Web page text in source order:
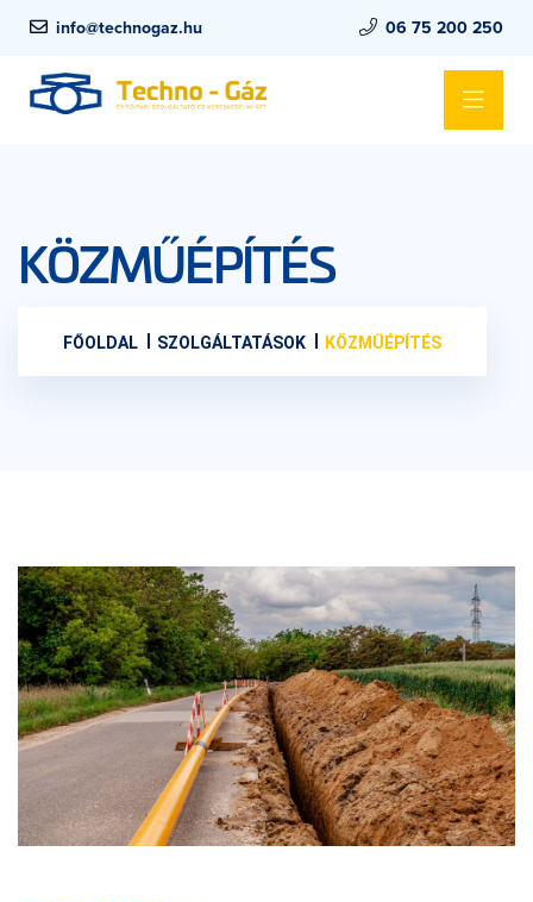
info@technogaz.hu 06 75 200 250
KÖZMŰÉPÍTÉS
FŐOLDAL SZOLGÁLTATÁSOK KÖZMŰÉPÍTÉS